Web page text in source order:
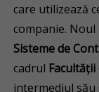
care utilizează
companie.
Sisteme de
cadrul
intermediul său